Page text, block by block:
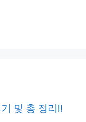
및 총 정리!!